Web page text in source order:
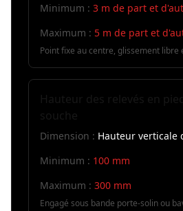
Minimum : 3 m de part et
Maximum : 5 m de part et
Point fixe au centre, glissement libre
Dimension : Hauteur verticale
Minimum : 100 mm
Maximum : 300 mm
Engagé sous bande porte-solin ou